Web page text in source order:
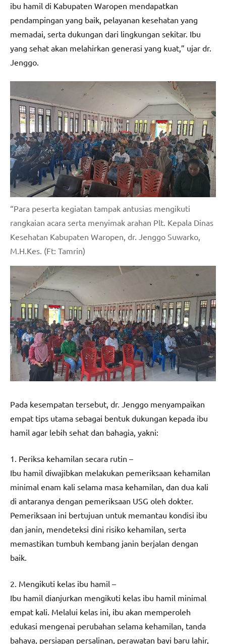
ibu hamil di Kabupaten Waropen mendapatkan
pendampingan yang baik, pelayanan kesehatan yang
memadai, serta dukungan dari lingkungan sekitar. Ibu
yang sehat akan melahirkan generasi yang kuat,” ujar dr.
Jenggo.
“Para peserta kegiatan tampak antusias mengikuti
rangkaian acara serta menyimak arahan Plt. Kepala Dinas
Kesehatan Kabupaten Waropen, dr. Jenggo Suwarko,
M.H.Kes. (Ft: Tamrin)
Pada kesempatan tersebut, dr. Jenggo menyampaikan
empat tips utama sebagai bentuk dukungan kepada ibu
hamil agar lebih sehat dan bahagia, yakni:
1. Periksa kehamilan secara rutin –
Ibu hamil diwajibkan melakukan pemeriksaan kehamilan
minimal enam kali selama masa kehamilan, dan dua kali
di antaranya dengan pemeriksaan USG oleh dokter.
Pemeriksaan ini bertujuan untuk memantau kondisi ibu
dan janin, mendeteksi dini risiko kehamilan, serta
memastikan tumbuh kembang janin berjalan dengan
baik.
2. Mengikuti kelas ibu hamil –
Ibu hamil dianjurkan mengikuti kelas ibu hamil minimal
empat kali. Melalui kelas ini, ibu akan memperoleh
edukasi mengenai perubahan selama kehamilan, tanda
bahaya, persiapan persalinan, perawatan bayi baru lahir,